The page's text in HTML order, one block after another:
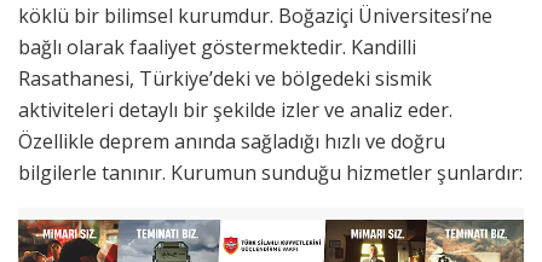
köklü bir bilimsel kurumdur. Boğaziçi Üniversitesi’ne
bağlı olarak faaliyet göstermektedir. Kandilli
Rasathanesi, Türkiye’deki ve bölgedeki sismik
aktiviteleri detaylı bir şekilde izler ve analiz eder.
Özellikle deprem anında sağladığı hızlı ve doğru
bilgilerle tanınır. Kurumun sunduğu hizmetler şunlardır: